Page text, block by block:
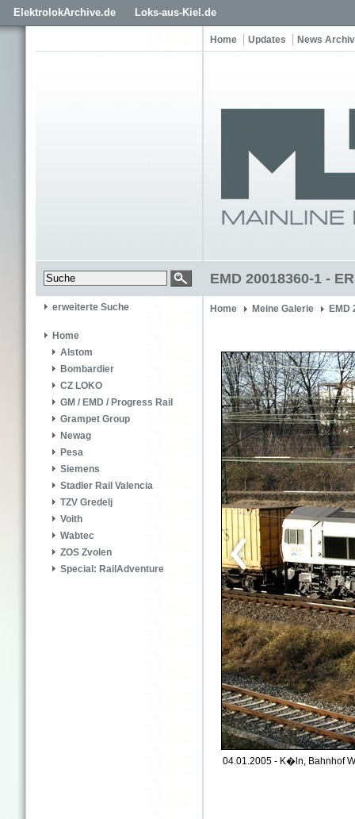
ElektrolokArchive.de Loks-aus-Kiel.de
Home Updates News Archiv
EMD 20018360-1 -
erweiterte Suche
Home
Alstom
Bombardier
CZ LOKO
GM / EMD / Progress Rail
Grampet Group
Newag
Pesa
Siemens
Stadler Rail Valencia
TZV Gredelj
Voith
Wabtec
ZOS Zvolen
Special: RailAdventure
Home Meine Galerie EMD
04.01.2005 - K�ln, Bahnhof